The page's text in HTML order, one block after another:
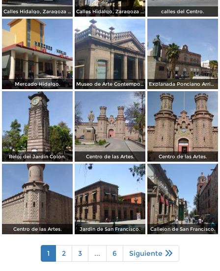
Calles Hidalgo, Zaragoza y calzada de Guadalupe. Calles Hidalgo, Zaragoza y calzada de Guadalupe. calles del Centro.
Mercado Hidalgo. Museo de Arte Contemporaneo, Antigua oficina postal. Explanada Ponciano Arriaga, frente al mercado Hidalgo.
Reloj del Jardin Colon. Centro de las Artes. Centro de las Artes.
Centro de las Artes. Jardin de San Francisco. Callejon de San Francisco.
1 2 3 ... 6 Siguiente